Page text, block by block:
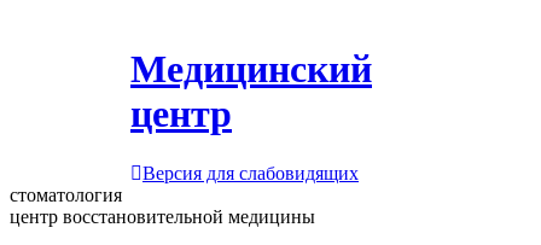
Медицинский
центр
Версия для слабовидящих
стоматология
центр восстановительной медицины